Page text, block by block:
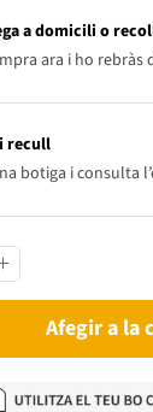
a domicili o
ara i ho rebràs
recull
botiga i consulta
Afegir a la